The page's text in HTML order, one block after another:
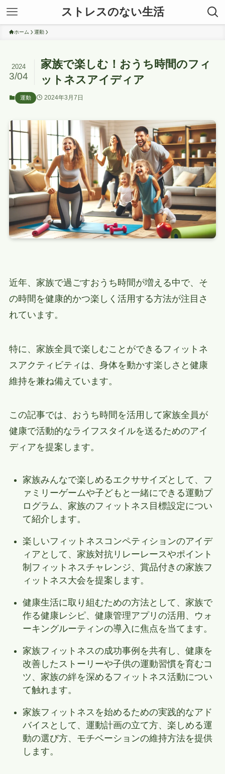
ストレスのない生活
ホーム 運動
家族で楽しむ！おうち時間のフィ
ットネスアイディア
2024
3/04
運動 2024年3月7日
近年、家族で過ごすおうち時間が増える中で、そ
の時間を健康的かつ楽しく活用する方法が注目さ
れています。
特に、家族全員で楽しむことができるフィットネ
スアクティビティは、身体を動かす楽しさと健康
維持を兼ね備えています。
この記事では、おうち時間を活用して家族全員が
健康で活動的なライフスタイルを送るためのアイ
ディアを提案します。
家族みんなで楽しめるエクササイズとして、フ
ァミリーゲームや子どもと一緒にできる運動プ
ログラム、家族のフィットネス目標設定につい
て紹介します。
楽しいフィットネスコンペティションのアイデ
ィアとして、家族対抗リレーレースやポイント
制フィットネスチャレンジ、賞品付きの家族フ
ィットネス大会を提案します。
健康生活に取り組むための方法として、家族で
作る健康レシピ、健康管理アプリの活用、ウォ
ーキングルーティンの導入に焦点を当てます。
家族フィットネスの成功事例を共有し、健康を
改善したストーリーや子供の運動習慣を育むコ
ツ、家族の絆を深めるフィットネス活動につい
て触れます。
家族フィットネスを始めるための実践的なアド
バイスとして、運動計画の立て方、楽しめる運
動の選び方、モチベーションの維持方法を提供
します。